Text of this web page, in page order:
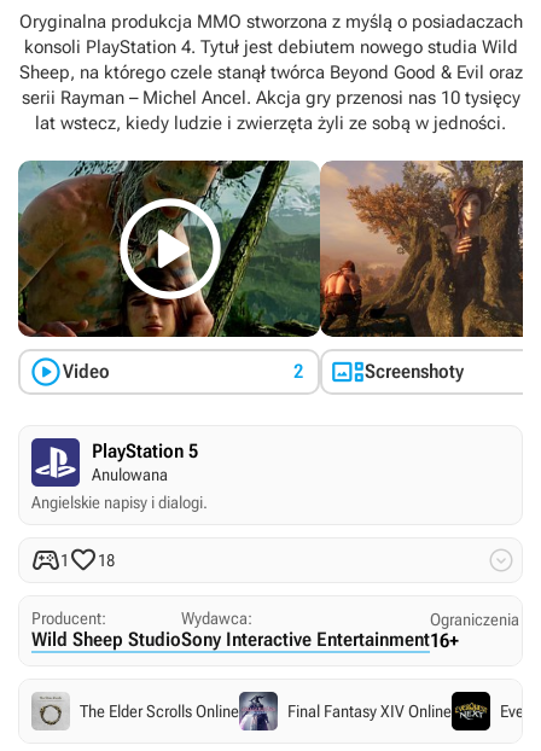
Internet
Oryginalna produkcja MMO stworzona z myślą o posiadaczach
konsoli PlayStation 4. Tytuł jest debiutem nowego studia Wild
Sheep, na którego czele stanął twórca Beyond Good & Evil oraz
serii Rayman – Michel Ancel. Akcja gry przenosi nas 10 tysięcy
lat wstecz, kiedy ludzie i zwierzęta żyli ze sobą w jedności.

Video 2 Screenshoty
PlayStation 5
Anulowana
Angielskie napisy i dialogi.
1 18 
Producent:
Wild Sheep Studio
Wydawca:
Sony Interactive Entertainment
Ograniczenia
16+
The Elder Scrolls Online Final Fantasy XIV Online